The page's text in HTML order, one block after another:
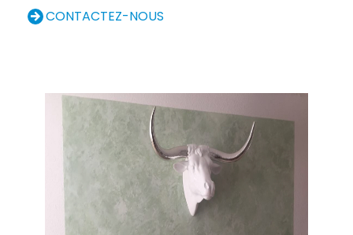
CONTACTEZ-NOUS